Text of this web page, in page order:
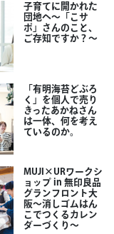
子育てに開かれた
団地へ～「こサ
ポ」さんのこと、
ご存知ですか？～
「有明海苔どぶろ
く」を個人で売り
きったあかねさん
は一体、何を考え
ているのか。
MUJI×URワークシ
ョップ in 無印良品
グランフロント大
阪～消しゴムはん
こでつくるカレン
ダーづくり～